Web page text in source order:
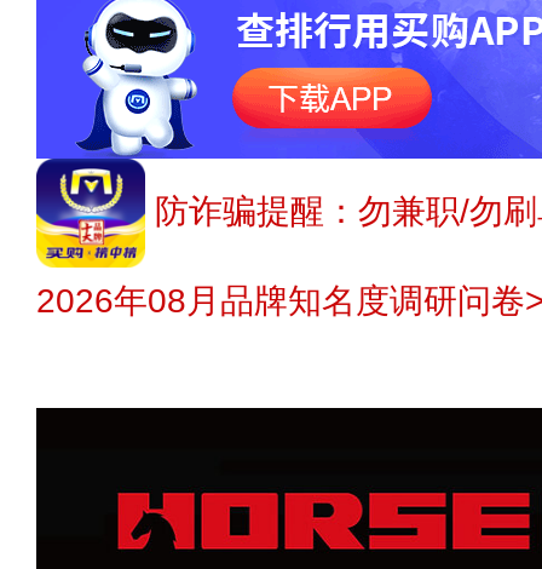
防诈骗提醒：勿兼职/勿
2026年08月品牌知名度调研问卷